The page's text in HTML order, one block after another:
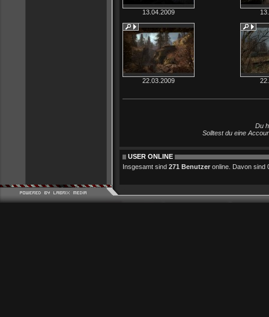
13.04.2009
22.03.2009
Du
Solltest du eine
USER ONLINE
Insgesamt sind 271 Benutzer online. Davon sind